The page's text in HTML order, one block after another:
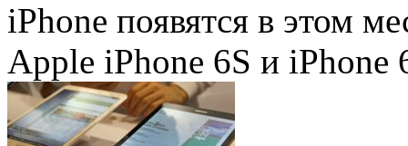
iPhone появятся в этом
Apple iPhone 6S и iPhone